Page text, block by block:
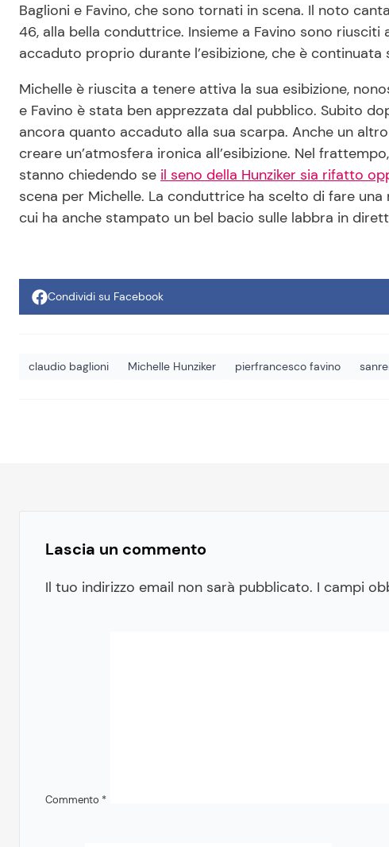
Baglioni e Favino, che sono tornati in scena. Il noto
46, alla bella conduttrice. Insieme a Favino sono
accaduto proprio durante l’esibizione, che è continuata
Michelle è riuscita a tenere attiva la sua esibizione,
e Favino è stata ben apprezzata dal pubblico. Subito
ancora quanto accaduto alla sua scarpa. Anche un
creare un’atmosfera ironica all’esibizione. Nel
stanno chiedendo se il seno della Hunziker sia rifatto
scena per Michelle. La conduttrice ha scelto di fare una
cui ha anche stampato un bel bacio sulle labbra in
Condividi su Facebook
claudio baglioni Michelle Hunziker pierfrancesco favino
Lascia un commento
Il tuo indirizzo email non sarà pubblicato. I campi
Commento *